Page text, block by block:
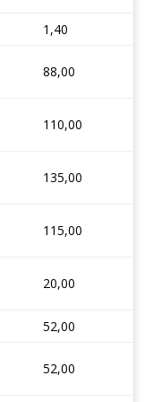
1,40
88,00
110,00
135,00
115,00
20,00
52,00
52,00